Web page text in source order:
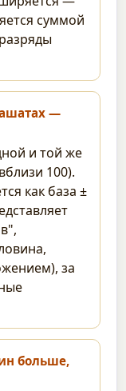
суммой
—
и той же
100).
как база ±
за
больше,